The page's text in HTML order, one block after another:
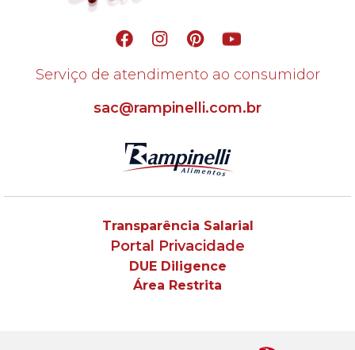
Serviço de atendimento ao consumidor
sac@rampinelli.com.br
Transparência Salarial
Portal Privacidade
DUE Diligence
Área Restrita